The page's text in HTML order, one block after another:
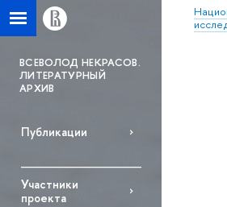
ВСЕВОЛОД НЕКРАСОВ.
ЛИТЕРАТУРНЫЙ
АРХИВ
Публикации
Участники
проекта